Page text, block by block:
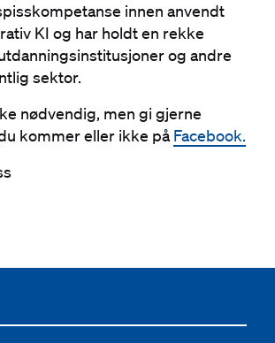
innen anvendt
KI og har holdt en rekke
og andre
sektor.
nødvendig, men gi gjerne
kommer eller ikke på Facebook.